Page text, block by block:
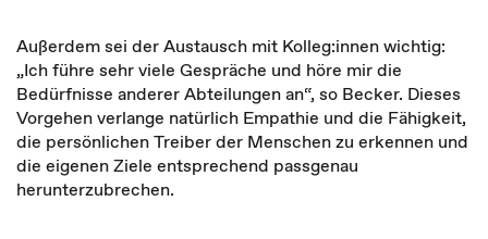
Außerdem sei der Austausch mit Kolleg:innen wichtig:
„Ich führe sehr viele Gespräche und höre mir die
Bedürfnisse anderer Abteilungen an“, so Becker. Dieses
Vorgehen verlange natürlich Empathie und die Fähigkeit,
die persönlichen Treiber der Menschen zu erkennen und
die eigenen Ziele entsprechend passgenau
herunterzubrechen.